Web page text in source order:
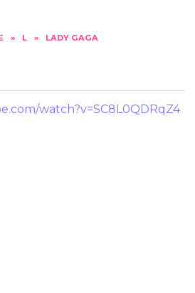
» L » LADY GAGA
watch?v=SC8L0QDRqZ4